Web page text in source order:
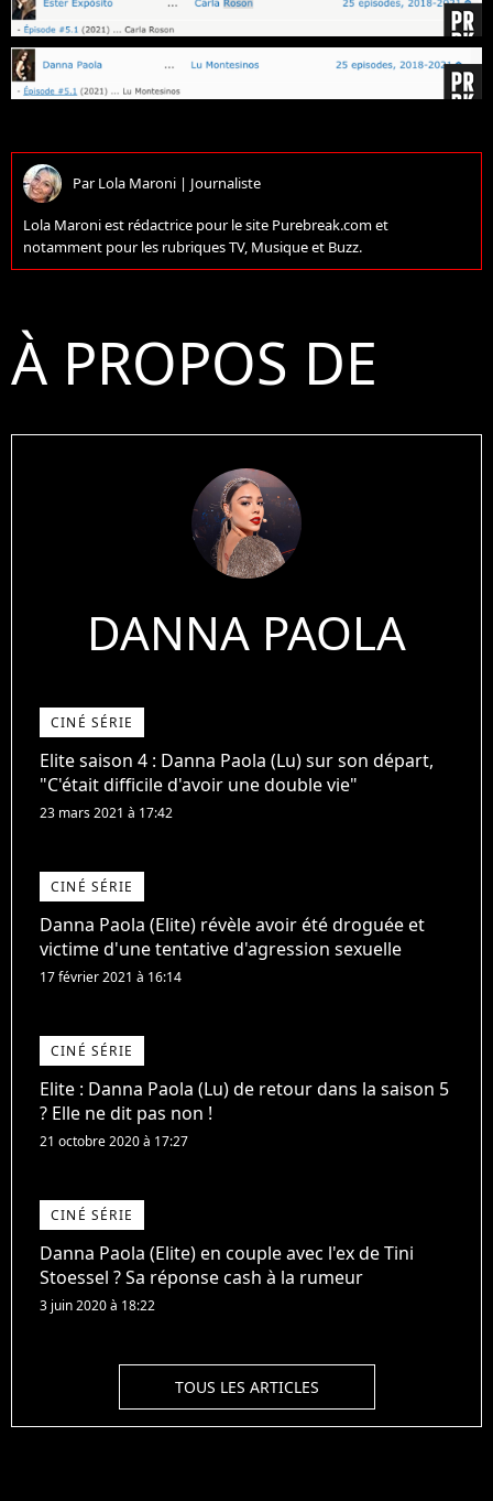
ParLola Maroni | Journaliste
Lola Maroni est rédactrice pour le site Purebreak.com et
notamment pour les rubriques TV, Musique et Buzz.
À PROPOS DE
DANNA PAOLA
CINÉ SÉRIE
Elite saison 4 : Danna Paola (Lu) sur son départ,
"C'était difficile d'avoir une double vie"
23 mars 2021 à 17:42
CINÉ SÉRIE
Danna Paola (Elite) révèle avoir été droguée et
victime d'une tentative d'agression sexuelle
17 février 2021 à 16:14
CINÉ SÉRIE
Elite : Danna Paola (Lu) de retour dans la saison 5
? Elle ne dit pas non !
21 octobre 2020 à 17:27
CINÉ SÉRIE
Danna Paola (Elite) en couple avec l'ex de Tini
Stoessel ? Sa réponse cash à la rumeur
3 juin 2020 à 18:22
TOUS LES ARTICLES